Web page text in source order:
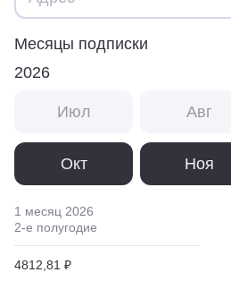
Месяцы подписки
2026
Июл Авг
Окт Ноя
1 месяц 2026
2-е полугодие
4812,81 ₽